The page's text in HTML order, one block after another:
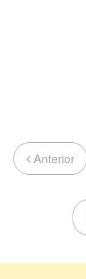
Anterior